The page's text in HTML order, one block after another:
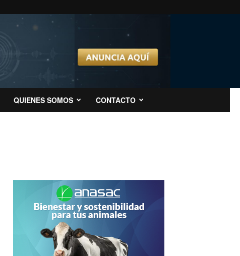
QUIENES SOMOS CONTACTO